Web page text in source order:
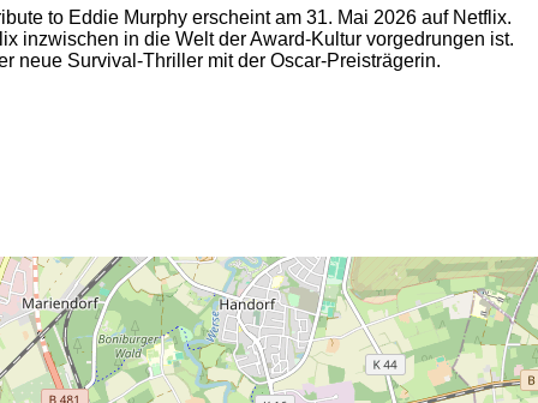
to Eddie Murphy erscheint am 31. Mai 2026 auf Netflix.
inzwischen in die Welt der Award-Kultur vorgedrungen ist.
neue Survival-Thriller mit der Oscar-Preisträgerin.